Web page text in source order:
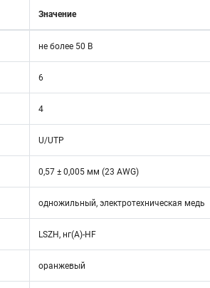
Значение
не более 50 В
6
4
U/UTP
0,57 ± 0,005 мм (23 AWG)
одножильный, электротехническая медь
LSZH, нг(А)-HF
оранжевый